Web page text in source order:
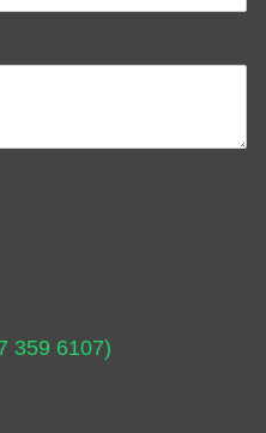
359 6107)